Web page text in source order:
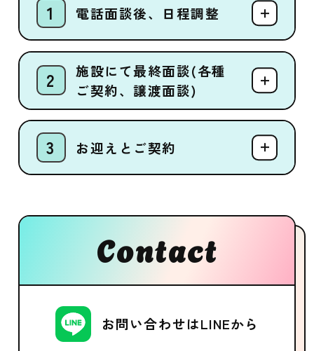
電話面談後、日程調整
施設にて最終面談(各種
ご契約、譲渡面談)
お迎えとご契約
Contact
お問い合わせはLINEから